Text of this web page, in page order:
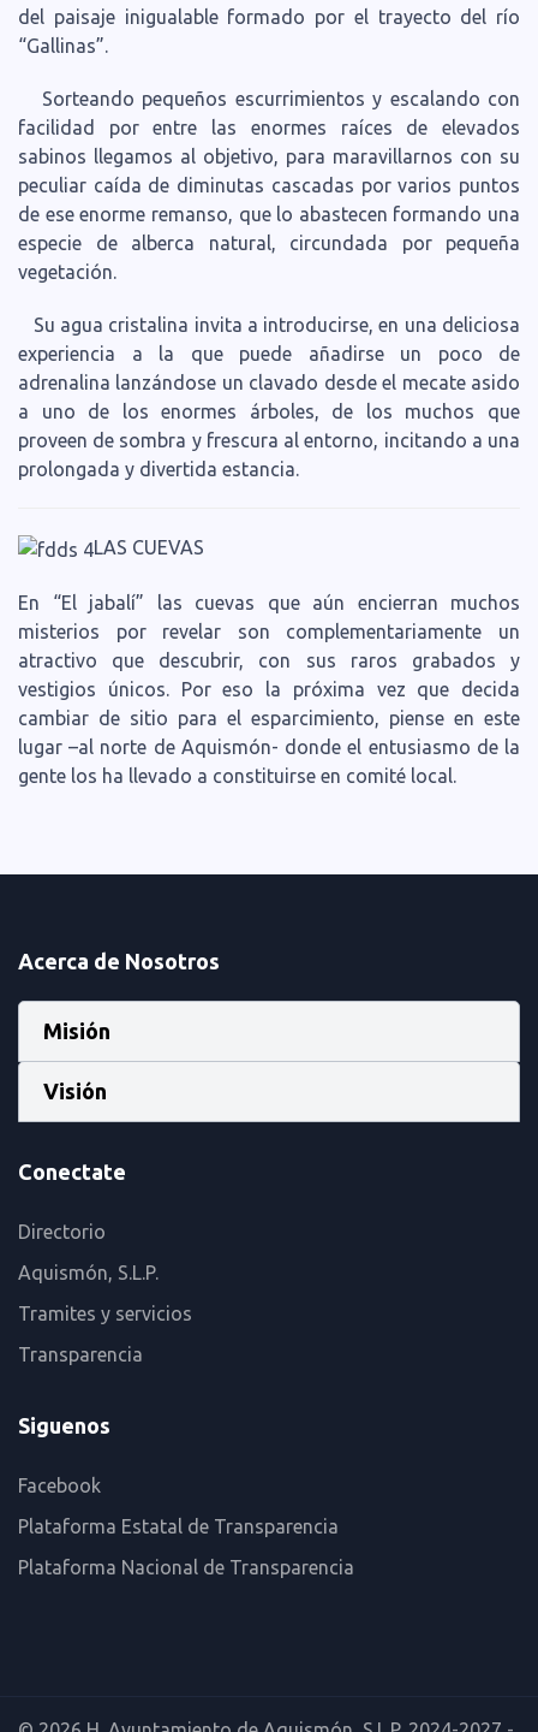
del paisaje inigualable formado por el trayecto del río
“Gallinas”.
Sorteando pequeños escurrimientos y escalando con
facilidad por entre las enormes raíces de elevados
sabinos llegamos al objetivo, para maravillarnos con su
peculiar caída de diminutas cascadas por varios puntos
de ese enorme remanso, que lo abastecen formando una
especie de alberca natural, circundada por pequeña
vegetación.
Su agua cristalina invita a introducirse, en una deliciosa
experiencia a la que puede añadirse un poco de
adrenalina lanzándose un clavado desde el mecate asido
a uno de los enormes árboles, de los muchos que
proveen de sombra y frescura al entorno, incitando a una
prolongada y divertida estancia.
LAS CUEVAS
En “El jabalí” las cuevas que aún encierran muchos
misterios por revelar son complementariamente un
atractivo que descubrir, con sus raros grabados y
vestigios únicos. Por eso la próxima vez que decida
cambiar de sitio para el esparcimiento, piense en este
lugar –al norte de Aquismón- donde el entusiasmo de la
gente los ha llevado a constituirse en comité local.
Acerca de Nosotros
Misión
Visión
Conectate
Directorio
Aquismón, S.L.P.
Tramites y servicios
Transparencia
Siguenos
Facebook
Plataforma Estatal de Transparencia
Plataforma Nacional de Transparencia